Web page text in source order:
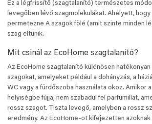
Ez a légfrissítő (szagtalanító) természetes
levegőben lévő szagmolekulákat. Ahelyett,
permetezne A szagok fölé (amit szinte minden
szag eltűnik.
Mit csinál az EcoHome szagtalanító?
Az EcoHome szagtalanító különösen
szagokat, amelyeket például a dohányzás, a
WC vagy a fürdőszoba használata okoz. Amikor
helyiségbe fújja, nem szabadul fel parfümillat,
rossz szagot. Tiszta levegő, amelyben a rossz
eredmény. Az EcoHome-ot kifejezetten